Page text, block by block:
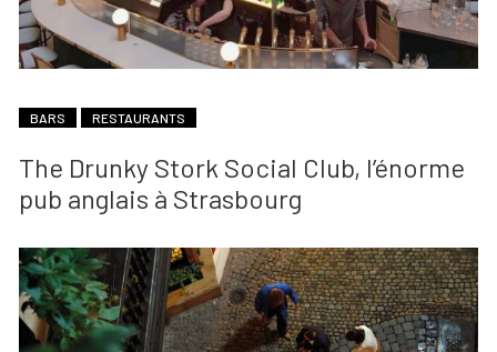
BARS RESTAURANTS
The Drunky Stork Social Club, l’énorme
pub anglais à Strasbourg